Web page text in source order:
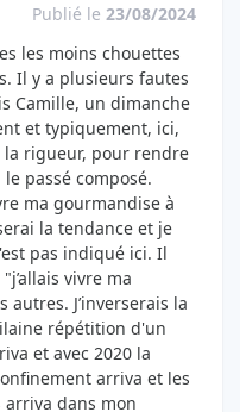
Publié le 23/08/2024
les moins chouettes
Il y a plusieurs fautes
Camille, un dimanche
et typiquement, ici,
rigueur, pour rendre
passé composé.
ma gourmandise à
la tendance et je
pas indiqué ici. Il
vivre ma
J’inverserais la
répétition d'un
et avec 2020 la
arriva et les
dans mon